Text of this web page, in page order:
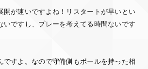
が速いですよね！リスタートが早いとい
いですし、プレーを考えてる時間ないです
ですよ。なので守備側もボールを持った相